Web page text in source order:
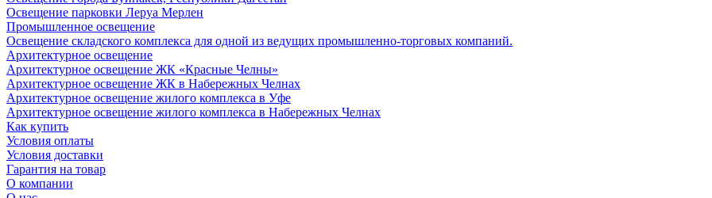
Освещение парковки Леруа Мерлен
Промышленное освещение
Освещение складского комплекса для одной из ведущих промышленно-торговых компаний.
Архитектурное освещение
Архитектурное освещение ЖК «Красные Челны»
Архитектурное освещение ЖК в Набережных Челнах
Архитектурное освещение жилого комплекса в Уфе
Архитектурное освещение жилого комплекса в Набережных Челнах
Как купить
Условия оплаты
Условия доставки
Гарантия на товар
О компании